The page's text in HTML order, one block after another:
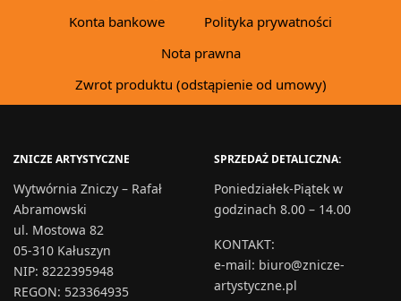
Konta bankowe
Polityka prywatności
Nota prawna
Zwrot produktu (odstąpienie od umowy)
ZNICZE ARTYSTYCZNE
Wytwórnia Zniczy – Rafał
Abramowski
ul. Mostowa 82
05-310 Kałuszyn
NIP: 8222395948
REGON: 523364935
SPRZEDAŻ DETALICZNA:
Poniedziałek-Piątek w
godzinach 8.00 – 14.00
KONTAKT:
e-mail: biuro@znicze-
artystyczne.pl